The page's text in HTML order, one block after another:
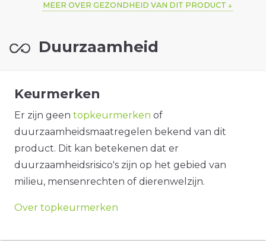
MEER OVER GEZONDHEID VAN DIT PRODUCT
Duurzaamheid
Keurmerken
Er zijn geen topkeurmerken of
duurzaamheidsmaatregelen bekend van dit
product. Dit kan betekenen dat er
duurzaamheidsrisico's zijn op het gebied van
milieu, mensenrechten of dierenwelzijn.
Over topkeurmerken